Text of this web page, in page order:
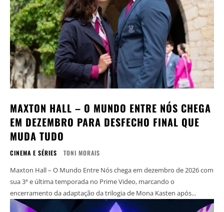
MAXTON HALL – O MUNDO ENTRE NÓS CHEGA
EM DEZEMBRO PARA DESFECHO FINAL QUE
MUDA TUDO
CINEMA E SÉRIES TONI MORAIS
Maxton Hall – O Mundo Entre Nós chega em dezembro de 2026 com
sua 3ª e última temporada no Prime Video, marcando o
encerramento da adaptação da trilogia de Mona Kasten após...